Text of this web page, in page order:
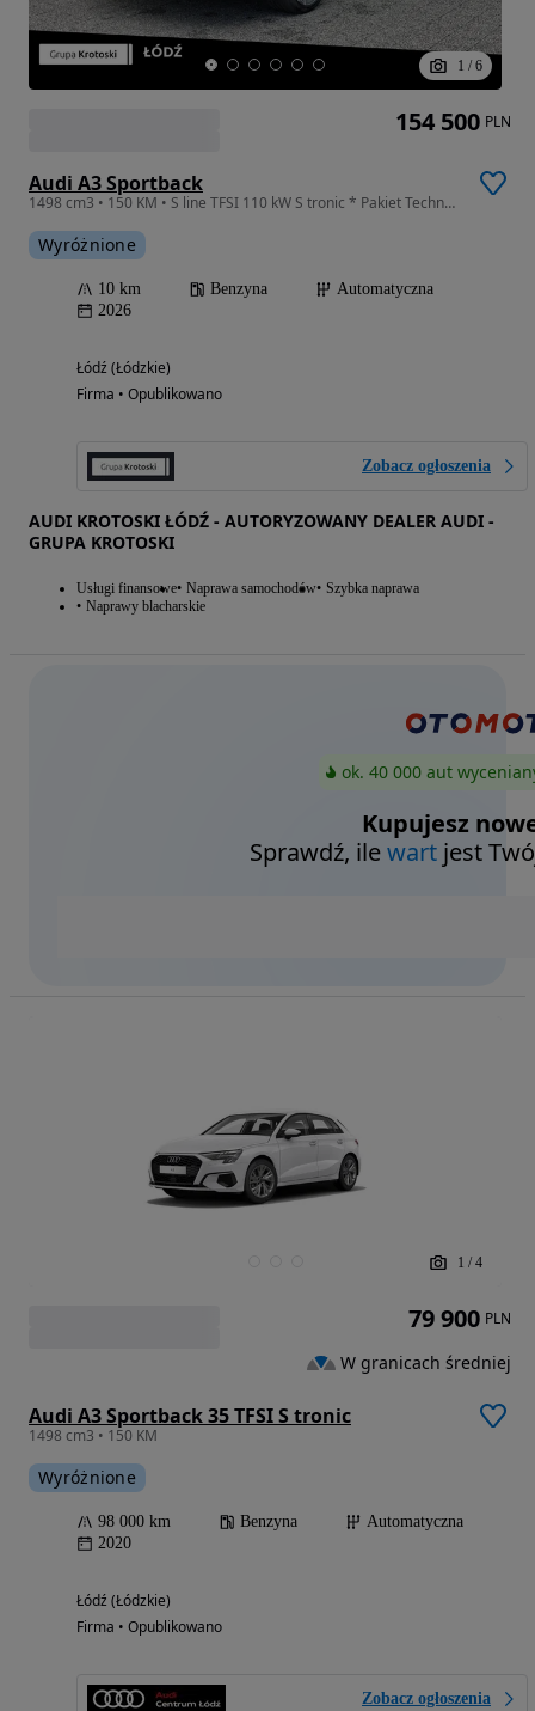
1 / 6
Audi A3 Sportback
1498 cm3 • 150 KM • S line TFSI 110 kW S tronic * Pakiet Technology *
Wyróżnione
10 km Benzyna
Automatyczna
2026
Łódź (Łódzkie)
Firma • Opublikowano
Zobacz ogłoszenia
AUDI KROTOSKI ŁÓDŹ - AUTORYZOWANY DEALER AUDI -
GRUPA KROTOSKI
Usługi finansowe Naprawa samochodów Szybka naprawa
Naprawy blacharskie
154 500 PLN
ok. 40 000 aut
Kupujesz
Sprawdź, ilewart jest
1 / 4
Audi A3 Sportback 35 TFSI S tronic
1498 cm3 • 150 KM
Wyróżnione
98 000 km Benzyna
Automatyczna
2020
Łódź (Łódzkie)
Firma • Opublikowano
Zobacz ogłoszenia
79 900 PLN
W granicach średniej